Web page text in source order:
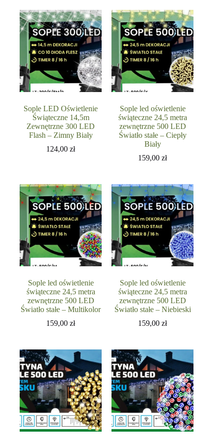
Sople LED Oświetlenie
Świąteczne 14,5m
Zewnętrzne 300 LED
Flash – Zimny Biały
124,00zł
Sople led oświetlenie
świąteczne 24,5 metra
zewnętrzne 500 LED
Światło stałe – Ciepły
Biały
159,00zł
Sople led oświetlenie
świąteczne 24,5 metra
zewnętrzne 500 LED
Światło stałe – Multikolor
159,00zł
Sople led oświetlenie
świąteczne 24,5 metra
zewnętrzne 500 LED
Światło stałe – Niebieski
159,00zł